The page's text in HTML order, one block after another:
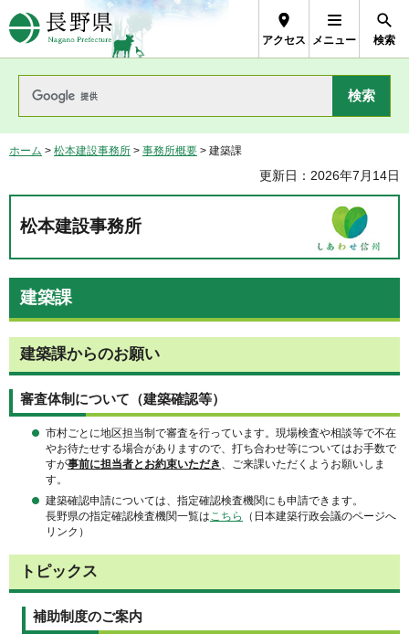
長野県Nagano Prefecture
アクセス メニュー 検索
ホーム > 松本建設事務所 > 事務所概要 > 建築課
更新日：2026年7月14日
松本建設事務所
建築課
建築課からのお願い
審査体制について（建築確認等）
市村ごとに地区担当制で審査を行っています。現場検査や相談等で不在
やお待たせする場合がありますので、打ち合わせ等についてはお手数で
すが事前に担当者とお約束いただき
、ご来課いただくようお願いしま
す。
建築確認申請については、指定確認検査機関にも申請できます。
長野県の指定確認検査機関一覧は こちら
（日本建築行政会議のページへ
リンク）
トピックス
補助制度のご案内